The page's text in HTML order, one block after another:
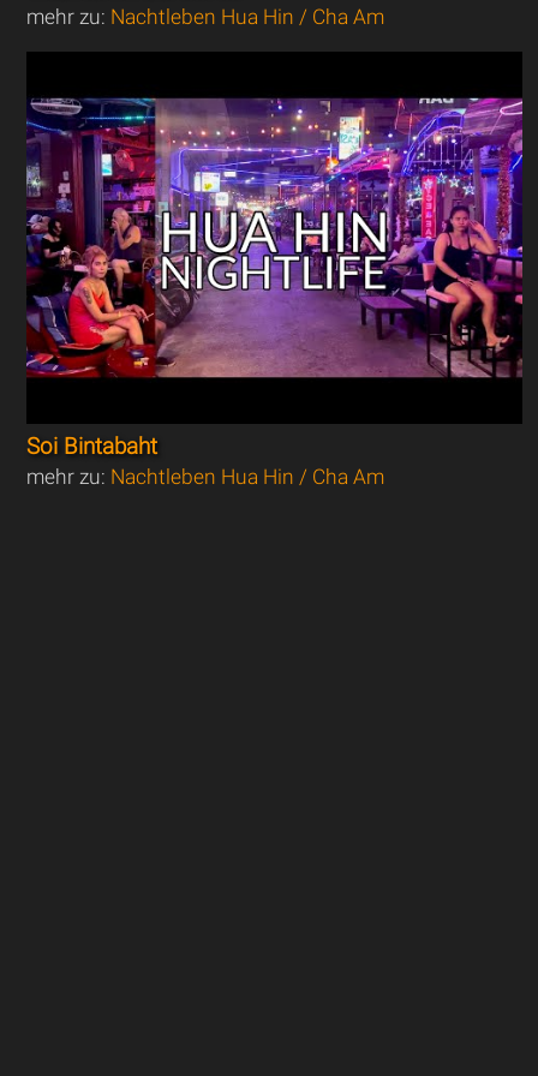
mehr zu: Nachtleben Hua Hin / Cha Am
Soi Bintabaht
mehr zu: Nachtleben Hua Hin / Cha Am